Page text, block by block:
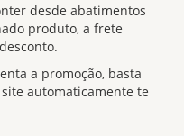
desde abatimentos
produto, a frete
a promoção, basta
automaticamente te